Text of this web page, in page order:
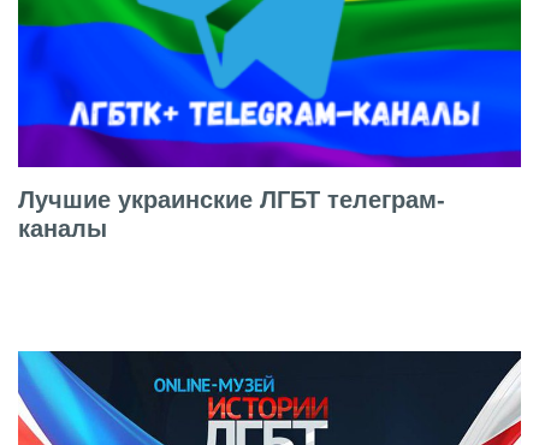
Лучшие украинские ЛГБТ телеграм-
каналы